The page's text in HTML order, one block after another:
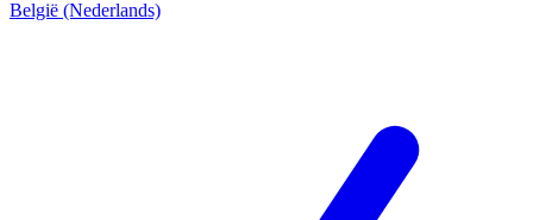
België (Nederlands)